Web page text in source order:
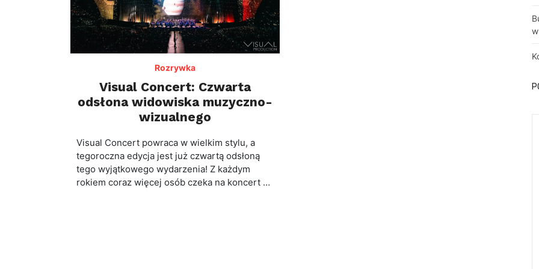
Rozrywka
Visual Concert: Czwarta
odsłona widowiska muzyczno-
wizualnego
Visual Concert powraca w wielkim stylu, a
tegoroczna edycja jest już czwartą odsłoną
tego wyjątkowego wydarzenia! Z każdym
rokiem coraz więcej osób czeka na koncert …